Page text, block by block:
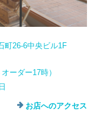
町26-6中央ビル1F
ーダー17時）
お店へのアクセス